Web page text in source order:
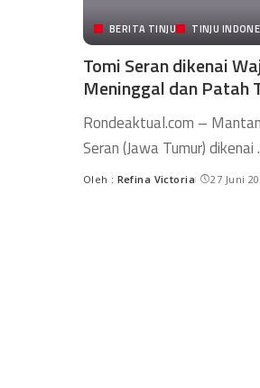
BERITA TINJU TINJU
Tomi Seran dikenai
Meninggal dan Patah
Rondeaktual.com –
Seran (Jawa Tumur) dikenai
Oleh : Refina Victoria 27 Juni